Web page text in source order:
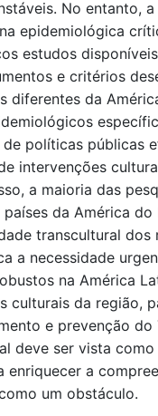
No entanto,
epidemiológica
estudos
e critérios
diferentes da
políticas públicas
intervenções
a maioria das
da América do
transcultural dos
a necessidade
na América
culturais da região,
e prevenção do
deve ser vista como
enriquecer a
um obstáculo.